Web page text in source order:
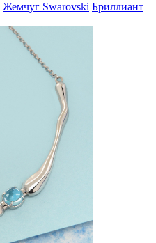
Жемчуг Swarovski Бриллиант